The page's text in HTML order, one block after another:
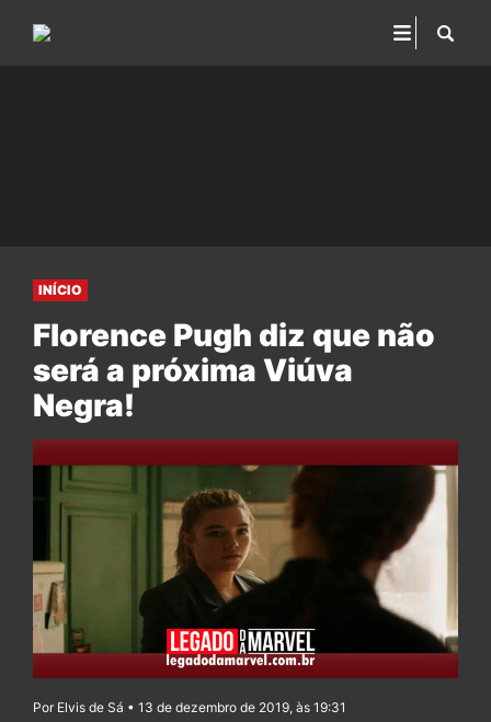
INÍCIO
Florence Pugh diz que não
será a próxima Viúva
Negra!
Por Elvis de Sá • 13 de dezembro de 2019, às 19:31